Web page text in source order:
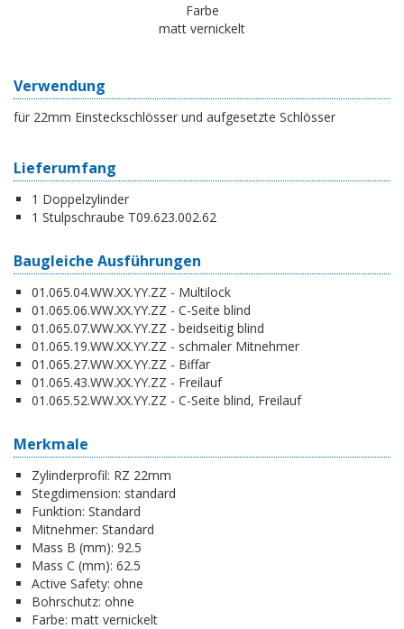
Farbe
matt vernickelt
Verwendung
für 22mm Einsteckschlösser und aufgesetzte Schlösser
Lieferumfang
1 Doppelzylinder
1 Stulpschraube T09.623.002.62
Baugleiche Ausführungen
01.065.04.WW.XX.YY.ZZ - Multilock
01.065.06.WW.XX.YY.ZZ - C-Seite blind
01.065.07.WW.XX.YY.ZZ - beidseitig blind
01.065.19.WW.XX.YY.ZZ - schmaler Mitnehmer
01.065.27.WW.XX.YY.ZZ - Biffar
01.065.43.WW.XX.YY.ZZ - Freilauf
01.065.52.WW.XX.YY.ZZ - C-Seite blind, Freilauf
Merkmale
Zylinderprofil: RZ 22mm
Stegdimension: standard
Funktion: Standard
Mitnehmer: Standard
Mass B (mm): 92.5
Mass C (mm): 62.5
Active Safety: ohne
Bohrschutz: ohne
Farbe: matt vernickelt